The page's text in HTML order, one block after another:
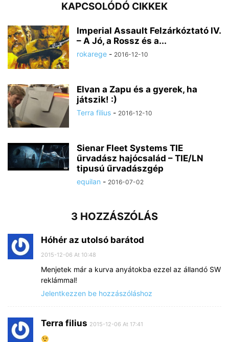
KAPCSOLÓDÓ CIKKEK
Imperial Assault Felzárkóztató IV.
– A Jó, a Rossz és a...
rokarege - 2016-12-10
Elvan a Zapu és a gyerek, ha
játszik! :)
Terra filius - 2016-12-10
Sienar Fleet Systems TIE
űrvadász hajócsalád – TIE/LN
tipusú űrvadászgép
equilan - 2016-07-02
3 HOZZÁSZÓLÁS
Hóhér az utolsó barátod
2015-12-06 At 10:48
Menjetek már a kurva anyátokba ezzel az állandó SW
reklámmal!
Jelentkezzen be hozzászóláshoz
Terra filius 2015-12-06 At 17:41